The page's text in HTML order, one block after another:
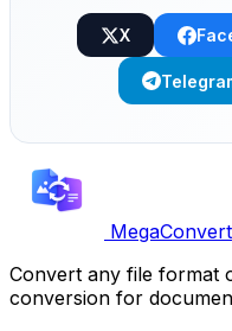
X
MegaConvert
Convert any file format
conversion for